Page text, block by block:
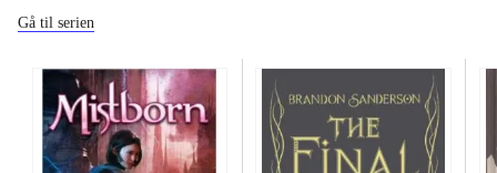
Gå til serien